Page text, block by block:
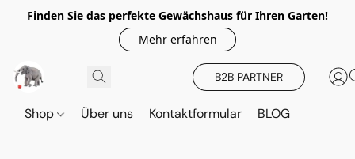
Finden Sie das perfekte Gewächshaus für Ihren Garten!
Mehr erfahren
B2B PARTNER
Shop Über uns Kontaktformular BLOG